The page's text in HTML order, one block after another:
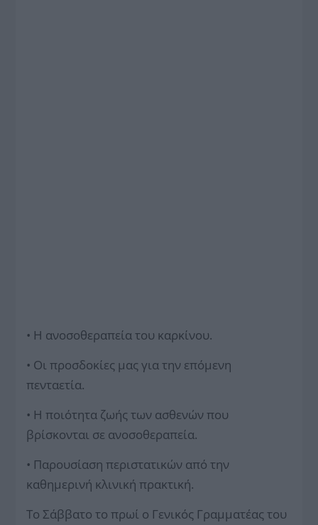
• Η ανοσοθεραπεία του καρκίνου.
• Οι προσδοκίες μας για την επόμενη
πενταετία.
• Η ποιότητα ζωής των ασθενών που
βρίσκονται σε ανοσοθεραπεία.
• Παρουσίαση περιστατικών από την
καθημερινή κλινική πρακτική.
Το Σάββατο το πρωί ο Γενικός Γραμματέας του